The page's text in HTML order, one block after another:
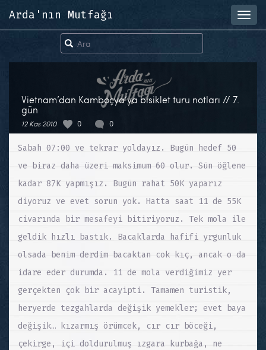
Arda'nın Mutfağı
Vietnam’dan Kamboçya’ya bisiklet turu notları // 7.
gün
12 Kas 2010 0 0
Sabah 07:00 ve tekrar yoldayız. Bugün hedef 50
ve biraz daha üzeri maksimum 60 olur. Sün öğlene
kadar 87K yapmışız. Bugün rahat 50K yaparız
diyoruz ve evet sorun yok. Hatta saat 11 de 55K
civarında bir mesafeyi bitiriyoruz. Tek mola ile
geldik hızlı bastık. Bacaklarda hafifi yrgunluk
olsada benim derdim bacaktan cok kıç, ancak o da
idare eder durumda. 11 de mola verdiğimiz yer
gerçekten çok bir acayipti. Tamamen turistik,
heryerde tezgahlarda değişik yemekler; evet baya
değişik… kızarmış örümcek, cır cır böceği,
çekirge, içi doldurulmuş ızgara kurbağa, ne